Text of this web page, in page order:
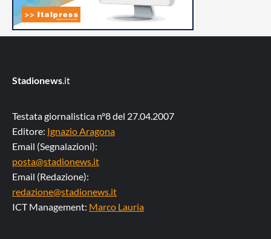
Stadionews.it
Testata giornalistica n°8 del 27.04.2007
Editore: Ignazio Aragona
Email (Segnalazioni):
posta@stadionews.it
Email (Redazione):
redazione@stadionews.it
ICT Management: Marco Lauria